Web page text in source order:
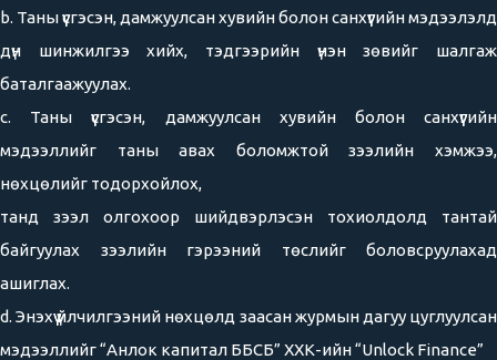
b. Таны үүсгэсэн, дамжуулсан хувийн болон санхүүгийн мэдээлэлд
дүн шинжилгээ хийх, тэдгээрийн үнэн зөвийг шалгаж
баталгаажуулах.
c. Таны үүсгэсэн, дамжуулсан хувийн болон санхүүгийн
мэдээллийг таны авах боломжтой зээлийн хэмжээ,
нөхцөлийг тодорхойлох,
танд зээл олгохоор шийдвэрлэсэн тохиолдолд тантай
байгуулах зээлийн гэрээний төслийг боловсруулахад
ашиглах.
d. Энэхүү үйлчилгээний нөхцөлд заасан журмын дагуу цуглуулсан
мэдээллийг “Анлок капитал ББСБ” ХХК-ийн “Unlock Finance”